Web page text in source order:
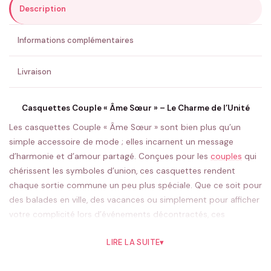
ENVOYER MA DEMANDE ✨
💚 Retour sous 24-48h🇫🇷 Flocage en France✅ Validation avant fabrication
Description
Informations complémentaires
Livraison
Casquettes Couple « Âme Sœur » – Le Charme de l’Unité
Les casquettes Couple « Âme Sœur » sont bien plus qu’un
simple accessoire de mode ; elles incarnent un message
d’harmonie et d’amour partagé. Conçues pour les couples qui
chérissent les symboles d’union, ces casquettes rendent
chaque sortie commune un peu plus spéciale. Que ce soit pour
des balades en ville, des vacances ou simplement pour afficher
votre complicité lors d’événements décontractés, ces
Le design de ces casquettes est à la fois simple et élégant,
LIRE LA SUITE▾